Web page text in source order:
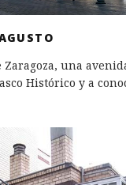
Zaragoza, una
Histórico y a